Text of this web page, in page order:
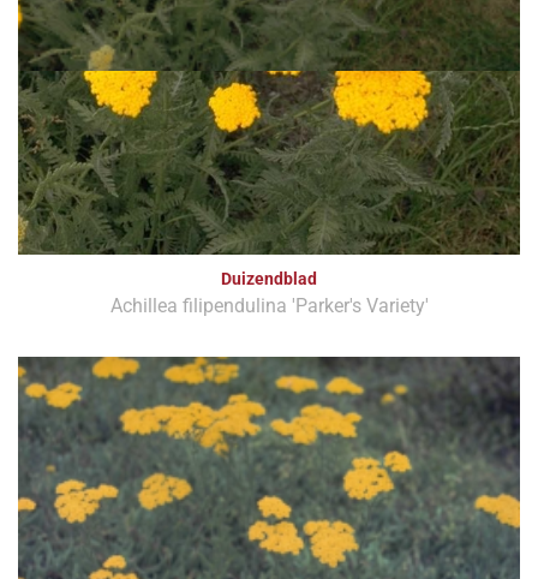
Duizendblad
Achillea filipendulina 'Parker's Variety'